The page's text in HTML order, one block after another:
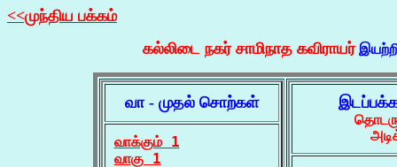
<<முந்திய பக்கம்
கல்லிடை நகர் சாமிநாத கவிராயர்
வா - முதல் சொற்கள்
வாக்கும் 1
வாகு 1